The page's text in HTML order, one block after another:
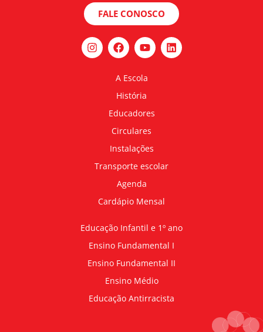
FALE CONOSCO
A Escola
História
Educadores
Circulares
Instalações
Transporte escolar
Agenda
Cardápio Mensal
Educação Infantil e 1º ano
Ensino Fundamental I
Ensino Fundamental II
Ensino Médio
Educação Antirracista